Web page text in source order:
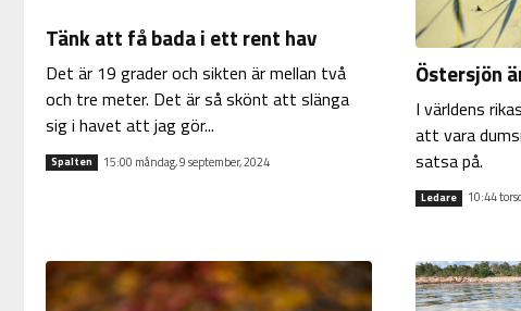
Tänk att få bada i ett rent hav
Det är 19 grader och sikten är mellan två
och tre meter. Det är så skönt att slänga
sig i havet att jag gör...
Spalten 15:00 måndag, 9 september, 2024
Östersjön
I världens
att vara
satsa på.
Ledare 10:44